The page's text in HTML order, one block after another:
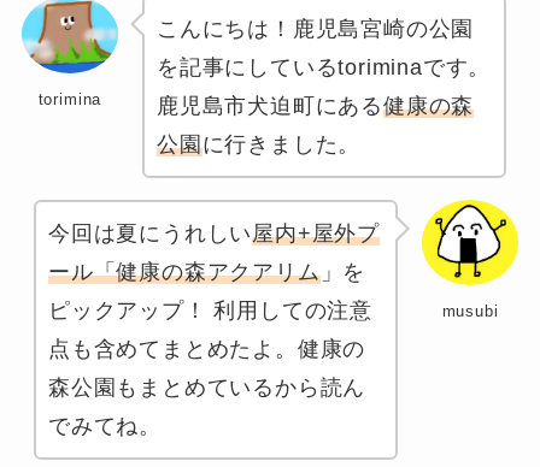
torimina
こんにちは！鹿児島宮崎の公園
を記事にしているtoriminaです。
鹿児島市犬迫町にある健康の森
公園に行きました。
musubi
今回は夏にうれしい屋内+屋外プ
ール「健康の森アクアリム」を
ピックアップ！ 利用しての注意
点も含めてまとめたよ。健康の
森公園もまとめているから読ん
でみてね。